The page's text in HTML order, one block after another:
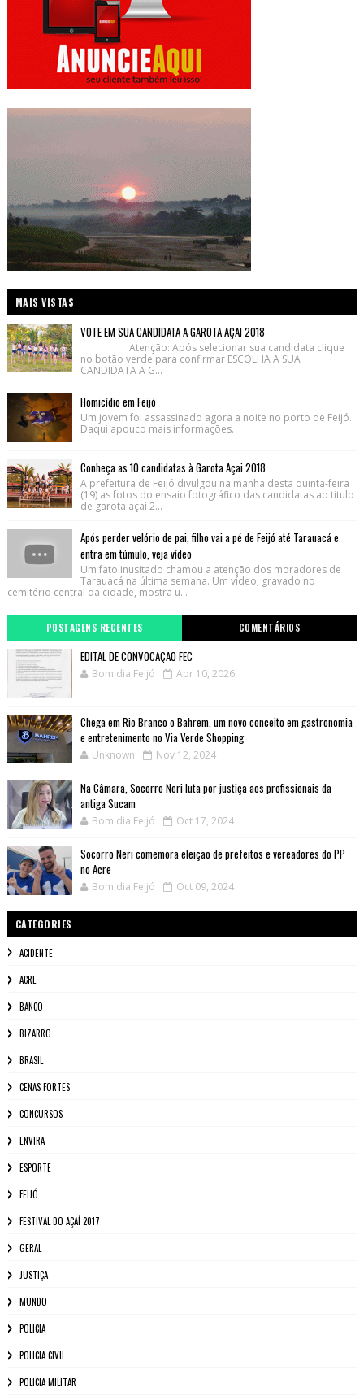
MAIS VISTAS
VOTE EM SUA CANDIDATA A GAROTA AÇAI 2018
Atenção: Após selecionar sua candidata clique
no botão verde para confirmar ESCOLHA A SUA
CANDIDATA A G...
Homicídio em Feijó
Um jovem foi assassinado agora a noite no porto de Feijó.
Daqui apouco mais informações.
Conheça as 10 candidatas à Garota Açai 2018
A prefeitura de Feijó divulgou na manhã desta quinta-feira
(19) as fotos do ensaio fotográfico das candidatas ao titulo
de garota açaí 2...
Após perder velório de pai, filho vai a pé de Feijó até Tarauacá e
entra em túmulo, veja vídeo
Um fato inusitado chamou a atenção dos moradores de
Tarauacá na última semana. Um vídeo, gravado no
cemitério central da cidade, mostra u...
POSTAGENS RECENTES COMENTÁRIOS
EDITAL DE CONVOCAÇÃO FEC
Bom dia Feijó Apr 10, 2026
Chega em Rio Branco o Bahrem, um novo conceito em gastronomia
e entretenimento no Via Verde Shopping
Unknown Nov 12, 2024
Na Câmara, Socorro Neri luta por justiça aos profissionais da
antiga Sucam
Bom dia Feijó Oct 17, 2024
Socorro Neri comemora eleição de prefeitos e vereadores do PP
no Acre
Bom dia Feijó Oct 09, 2024
CATEGORIES
ACIDENTE
ACRE
BANCO
BIZARRO
BRASIL
CENAS FORTES
CONCURSOS
ENVIRA
ESPORTE
FEIJÓ
FESTIVAL DO AÇAÍ 2017
GERAL
JUSTIÇA
MUNDO
POLICIA
POLICIA CIVIL
POLICIA MILITAR